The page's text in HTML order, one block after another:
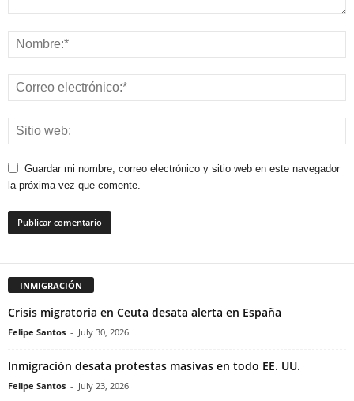
Guardar mi nombre, correo electrónico y sitio web en este navegador
la próxima vez que comente.
INMIGRACIÓN
Crisis migratoria en Ceuta desata alerta en España
Felipe Santos - July 30, 2026
Inmigración desata protestas masivas en todo EE. UU.
Felipe Santos - July 23, 2026